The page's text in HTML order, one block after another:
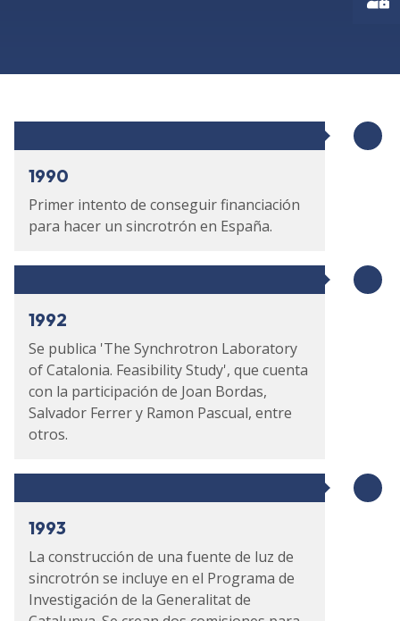
1990
Primer intento de conseguir financiación
para hacer un sincrotrón en España.
1992
Se publica 'The Synchrotron Laboratory
of Catalonia. Feasibility Study', que cuenta
con la participación de Joan Bordas,
Salvador Ferrer y Ramon Pascual, entre
otros.
1993
La construcción de una fuente de luz de
sincrotrón se incluye en el Programa de
Investigación de la Generalitat de